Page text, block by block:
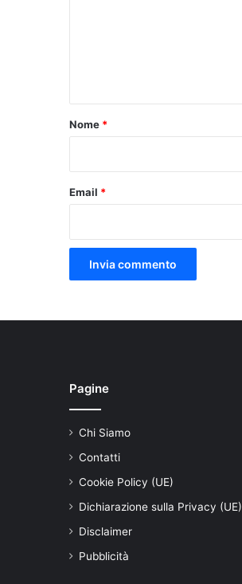
o
Nome *
Email *
Pagine
Chi Siamo
Contatti
Cookie Policy (UE)
Dichiarazione sulla Privacy (UE)
Disclaimer
Pubblicità